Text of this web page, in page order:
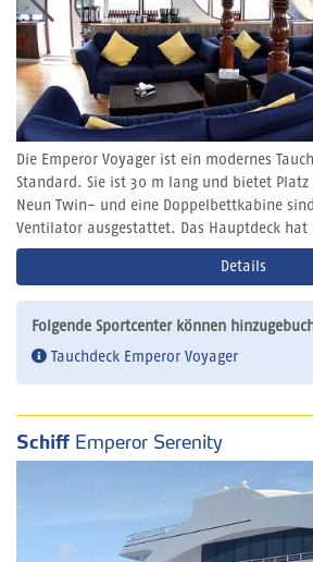
Die Emperor Voyager ist ein modernes
Standard. Sie ist 30 m lang und bietet
Neun Twin- und eine Doppelbettkabine
Ventilator ausgestattet. Das Hauptdeck
Details
Folgende Sportcenter können
Tauchdeck Emperor Voyager
Schiff Emperor Serenity